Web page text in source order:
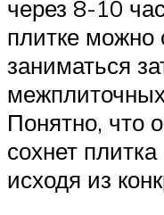
через 8-10
плитке можно
заниматься
Понятно, что
сохнет
исходя из